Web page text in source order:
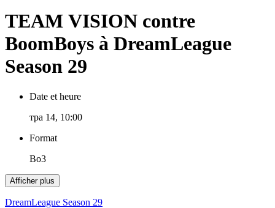
TEAM VISION contre
BoomBoys à DreamLeague
Season 29
Date et heure
тра 14, 10:00
Format
Bo3
Afficher plus
DreamLeague Season 29